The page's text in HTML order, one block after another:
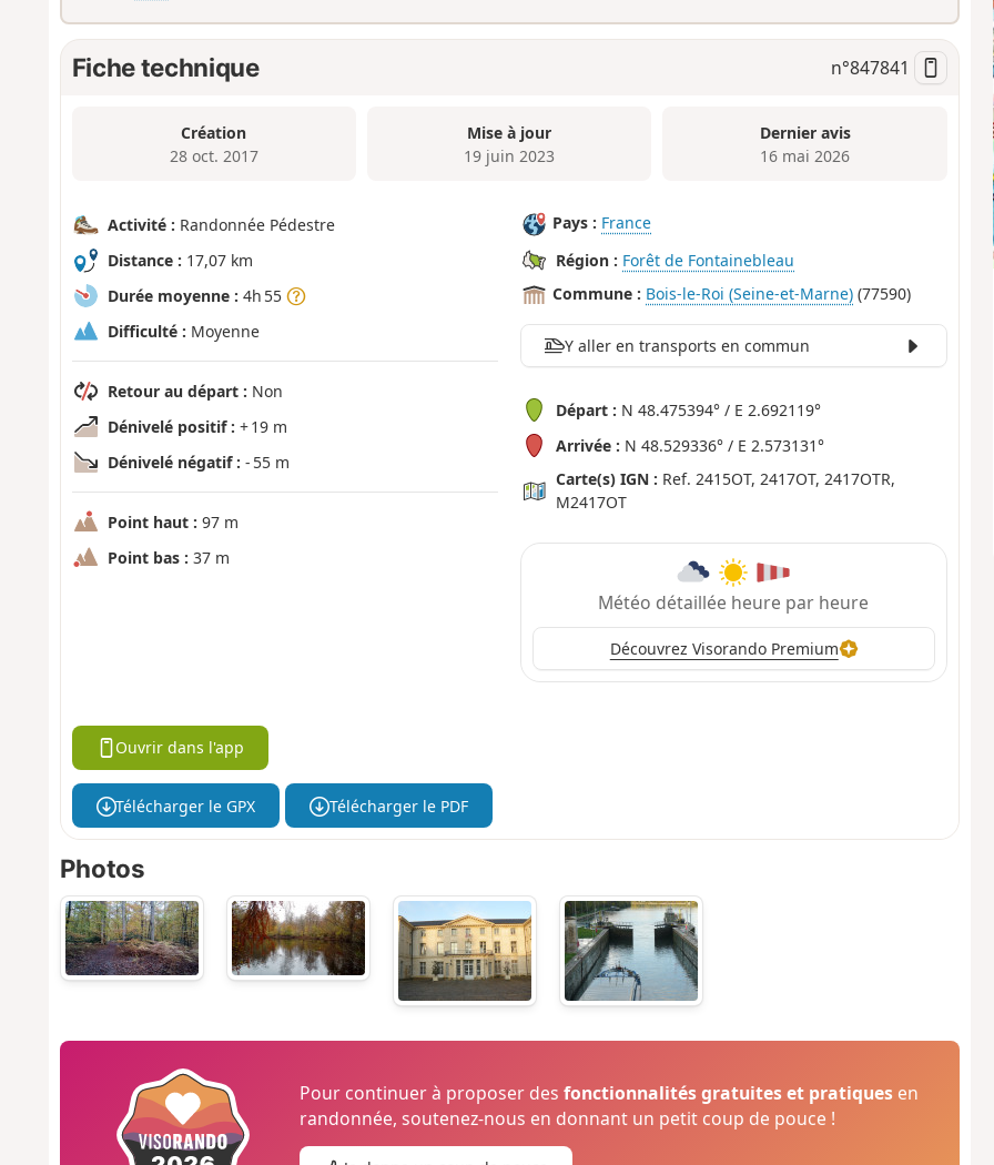
Fiche technique n°847841
Création
28 oct. 2017
Mise à jour
19 juin 2023
Dernier avis
16 mai 2026
Activité : Randonnée Pédestre
Distance : 17,07 km
Durée moyenne : 4h 55
Difficulté : Moyenne
Retour au départ : Non
Dénivelé positif : + 19 m
Dénivelé négatif : - 55 m
Point haut : 97 m
Point bas : 37 m
Pays : France
Région : Forêt de Fontainebleau
Commune : Bois-le-Roi (Seine-et-Marne) (77590)
Y aller en transports en commun
Départ : N 48.475394° / E 2.692119°
Arrivée : N 48.529336° / E 2.573131°
Carte(s) IGN : Ref. 2415OT, 2417OT, 2417OTR,
M2417OT
Météo détaillée heure par heure
Découvrez Visorando Premium
Ouvrir dans l'app
Télécharger le GPX Télécharger le PDF
Photos
Pour continuer à proposer desfonctionnalités gratuites et pratiques en
randonnée, soutenez-nous en donnant un petit coup de pouce !